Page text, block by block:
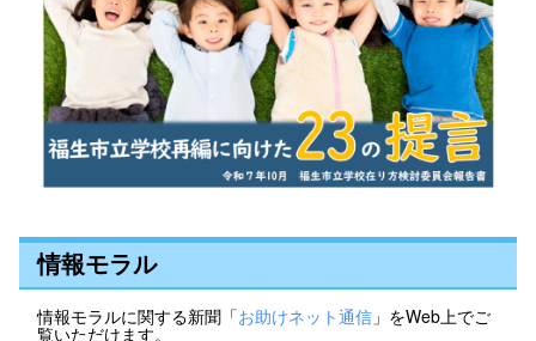
情報モラル
情報モラルに関する新聞「お助けネット通信 」をWeb上でご
覧いただけます。